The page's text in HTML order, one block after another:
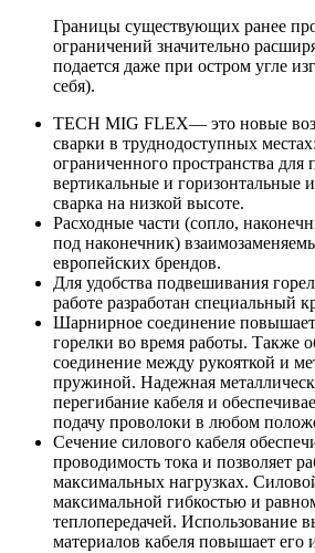
Границы существующих ранее
ограничений значительно
подается даже при остром угле
себя).
TECH MIG FLEX— это новые
сварки в труднодоступных
ограниченного пространства
вертикальные и горизонтальные
сварка на низкой высоте.
Расходные части (сопло,
под наконечник)
европейских брендов.
Для удобства подвешивания
работе разработан специальный
Шарнирное соединение
горелки во время работы. Также
соединение между рукояткой и
пружиной. Надежная
перегибание кабеля и
подачу проволоки в любом
Сечение силового кабеля
проводимость тока и позволяет
максимальных нагрузках.
максимальной гибкостью и
теплопередачей. Использование
материалов кабеля повышает его